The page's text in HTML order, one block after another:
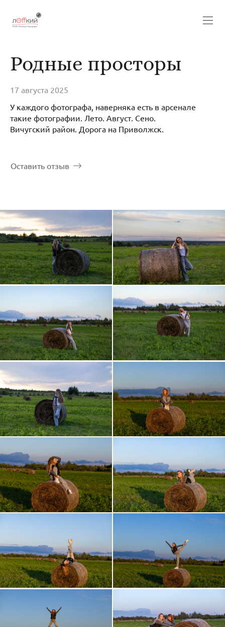
Родные просторы
17 августа 2025
У каждого фотографа, наверняка есть в арсенале
такие фотографии. Лето. Август. Сено.
Вичугский район. Дорога на Приволжск.
Оставить отзыв